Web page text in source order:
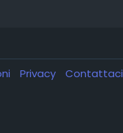
Privacy Contattaci